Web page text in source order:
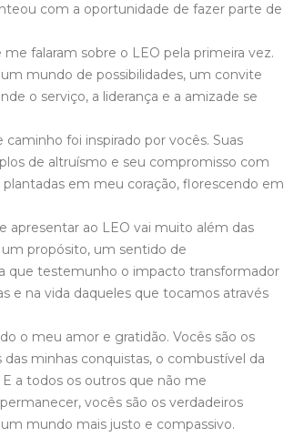
com a oportunidade de fazer parte de
falaram sobre o LEO pela primeira vez.
mundo de possibilidades, um convite
o serviço, a liderança e a amizade se
foi inspirado por vocês. Suas
de altruísmo e seu compromisso com
em meu coração, florescendo em
apresentar ao LEO vai muito além das
um propósito, um sentido de
que testemunho o impacto transformador
e na vida daqueles que tocamos através
o meu amor e gratidão. Vocês são os
minhas conquistas, o combustível da
a todos os outros que não me
vocês são os verdadeiros
mundo mais justo e compassivo.